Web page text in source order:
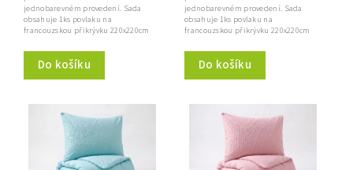
Do košíku
jednobarevném provedení. Sada
obsahuje 1ks povlaku na
francouzskou přikrývku 220x220cm
Do košíku
jednobarevném provedení. Sada
obsahuje 1ks povlaku na
francouzskou přikrývku 220x220cm